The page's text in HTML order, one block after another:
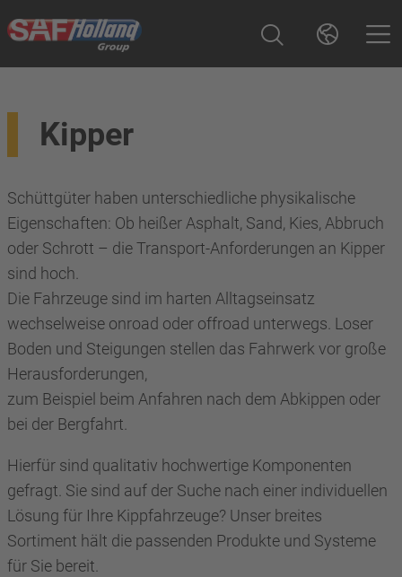
Kipper
Schüttgüter haben unterschiedliche physikalische
Eigenschaften: Ob heißer Asphalt, Sand, Kies, Abbruch
oder Schrott – die Transport-Anforderungen an Kipper
sind hoch.
Die Fahrzeuge sind im harten Alltagseinsatz
wechselweise onroad oder offroad unterwegs. Loser
Boden und Steigungen stellen das Fahrwerk vor große
Herausforderungen,
zum Beispiel beim Anfahren nach dem Abkippen oder
bei der Bergfahrt.
Hierfür sind qualitativ hochwertige Komponenten
gefragt. Sie sind auf der Suche nach einer individuellen
Lösung für Ihre Kippfahrzeuge? Unser breites
Sortiment hält die passenden Produkte und Systeme
für Sie bereit.